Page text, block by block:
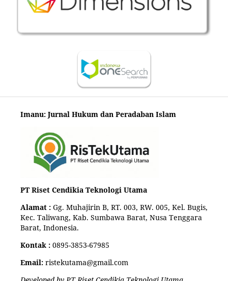
Imanu: Jurnal Hukum dan Peradaban Islam
PT Riset Cendikia Teknologi Utama
Alamat : Gg. Muhajirin B, RT. 003, RW. 005, Kel. Bugis,
Kec. Taliwang, Kab. Sumbawa Barat, Nusa Tenggara
Barat, Indonesia.
Kontak : 0895-3853-67985
Email:ristekutama@gmail.com